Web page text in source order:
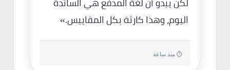
اليوم، وهذا كارثة بكل المقاييس.»
⏱ منذ ساعة